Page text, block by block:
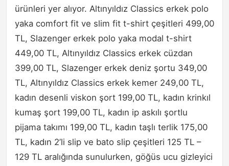
ürünleri yer alıyor. Altınyıldız Classics erkek polo
yaka comfort fit ve slim fit t-shirt çeşitleri 499,00
TL, Slazenger erkek polo yaka modal t-shirt
449,00 TL, Altınyıldız Classics erkek cüzdan
399,00 TL, Slazenger erkek deniz şortu 349,00
TL, Altınyıldız Classics erkek kemer 249,00 TL,
kadın desenli viskon şort 199,00 TL, kadın krinkıl
kumaş şort 199,00 TL, kadın ip askılı şortlu
pijama takımı 199,00 TL, kadın taşlı terlik 175,00
TL, kadın 2’li slip ve bato slip çeşitleri 125 TL –
129 TL aralığında sunulurken, göğüs ucu gizleyici